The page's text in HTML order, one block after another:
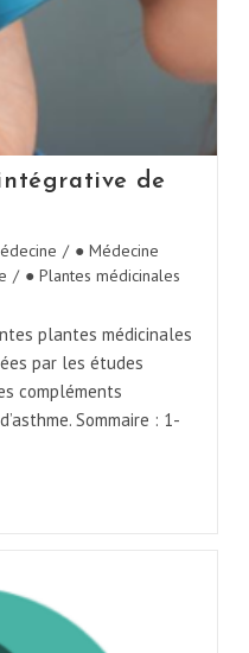
de
/ ● Médecine
/ ● Plantes médicinales
plantes médicinales
par les études
compléments
Sommaire : 1-